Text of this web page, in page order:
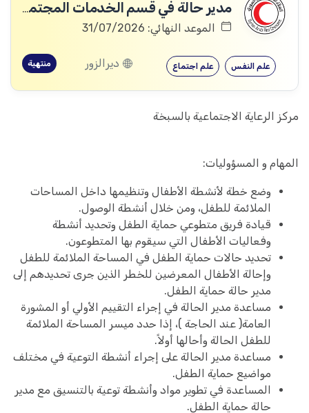
مدير حالة في قسم الخدمات المجتمعية والحماية (عدد 2)
الموعد النهائي: 31/07/2026
علم اجتماع علم النفس ديرالزور منتهية
مركز الرعاية الاجتماعية بالسبخة
المهام و المسؤوليات:
وضع خطة لأنشطة الأطفال وتنظيمها داخل المساحات
الملائمة للطفل، ومن خلال أنشطة الوصول.
قيادة فريق متطوعي حماية الطفل وتحديد أنشطة
وفعاليات الأطفال التي سيقوم بها المتطوعون.
تحديد حالات حماية الطفل في المساحة الملائمة للطفل
وإحالة الأطفال المعرضين للخطر الذين جرى تحديدهم إلى
مدير حالة حماية الطفل.
مساعدة مدير الحالة في إجراء التقييم الأولي أو المشورة
العامة( عند الحاجة )، إذا حدد ميسر المساحة الملائمة
للطفل الحالة وأحالها أولاً.
مساعدة مدير الحالة على إجراء أنشطة التوعية في مختلف
مواضيع حماية الطفل.
المساعدة في تطوير مواد وأنشطة توعية بالتنسيق مع مدير
حالة حماية الطفل.